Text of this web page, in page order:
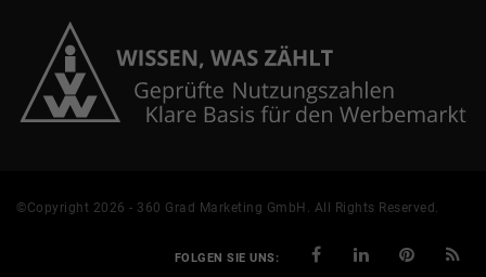
©Copyright 2026 - 360 Grad Marketing GmbH. All Rights Reserved.
FOLGEN SIE UNS: